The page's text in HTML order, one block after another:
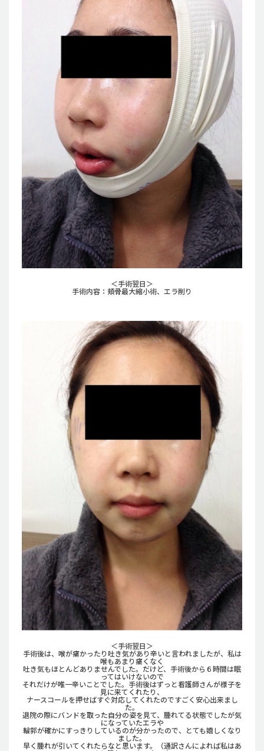
＜手術翌日＞
手術内容：頬骨最大縮小術、エラ削り
＜手術翌日＞
手術後は、喉が痛かったり吐き気があり辛いと言われましたが、私は
喉もあまり痛くなく
吐き気もほとんどありませんでした。だけど、手術後から６時間は眠
ってはいけないので
それだけが唯一辛いことでした。手術後はずっと看護師さんが様子を
見に来てくれたり、
ナースコールを押せばすぐ対応してくれたのですごく安心出来まし
た。
退院の際にバンドを取った自分の姿を見て、腫れてる状態でしたが気
になっていたエラや
輪郭が確かにすっきりしているのが分かったので、とても嬉しくなり
ました。
早く腫れが引いてくれたらなと思います。（通訳さんによれば私はあ